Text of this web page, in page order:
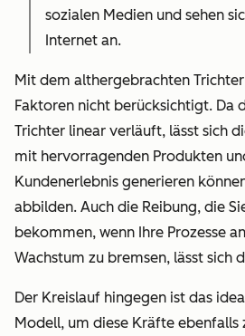
sozialen Medien und sehen
Internet an.
Mit dem althergebrachten
Faktoren nicht berücksichtigt. Da
Trichter linear verläuft, lässt sich
mit hervorragenden Produkten
Kundenerlebnis generieren
abbilden. Auch die Reibung, die
bekommen, wenn Ihre Prozesse
Wachstum zu bremsen, lässt sich
Der Kreislauf hingegen ist das
Modell, um diese Kräfte ebenfalls